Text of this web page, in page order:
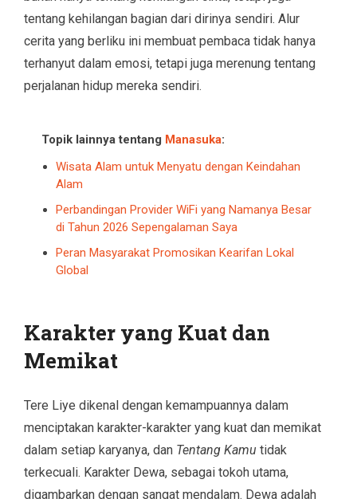
tentang kehilangan bagian dari dirinya sendiri. Alur
cerita yang berliku ini membuat pembaca tidak hanya
terhanyut dalam emosi, tetapi juga merenung tentang
perjalanan hidup mereka sendiri.
Topik lainnya tentang Manasuka:
Wisata Alam untuk Menyatu dengan Keindahan
Alam
Perbandingan Provider WiFi yang Namanya Besar
di Tahun 2026 Sepengalaman Saya
Peran Masyarakat Promosikan Kearifan Lokal
Global
Karakter yang Kuat dan
Memikat
Tere Liye dikenal dengan kemampuannya dalam
menciptakan karakter-karakter yang kuat dan memikat
dalam setiap karyanya, dan Tentang Kamu tidak
terkecuali. Karakter Dewa, sebagai tokoh utama,
digambarkan dengan sangat mendalam. Dewa adalah